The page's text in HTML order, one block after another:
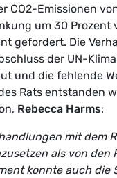
CO2-Emissionen
um 30
gefordert. Die
der UN-
und die fehlende
Rats entstanden
Rebecca Harms:
mit dem
als von
konnte auch